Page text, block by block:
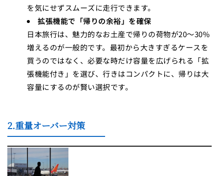
を気にせずスムーズに走行できます。
拡張機能で「帰りの余裕」を確保
日本旅行は、魅力的なお土産で帰りの荷物が20〜30%
増えるのが一般的です。最初から大きすぎるケースを
買うのではなく、必要な時だけ容量を広げられる「拡
張機能付き」を選び、行きはコンパクトに、帰りは大
容量にするのが賢い選択です。
2.重量オーバー対策